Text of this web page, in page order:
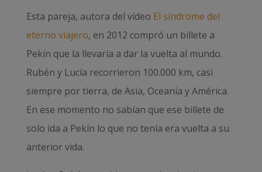
Esta pareja, autora del vídeo El síndrome del
eterno viajero, en 2012 compró un billete a
Pekín que la llevaría a dar la vuelta al mundo.
Rubén y Lucía recorrieron 100.000 km, casi
siempre por tierra, de Asia, Oceanía y América.
En ese momento no sabían que ese billete de
solo ida a Pekín lo que no tenía era vuelta a su
anterior vida.